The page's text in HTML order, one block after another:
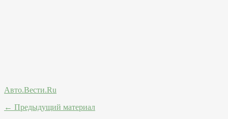
Авто.Вести.Ru
← Предыдущий материал